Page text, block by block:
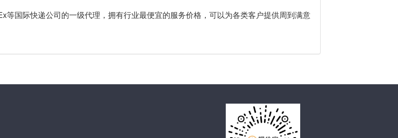
等国际快递公司的一级代理，拥有行业最便宜的服务价格，可以为各类客户提供周到满意